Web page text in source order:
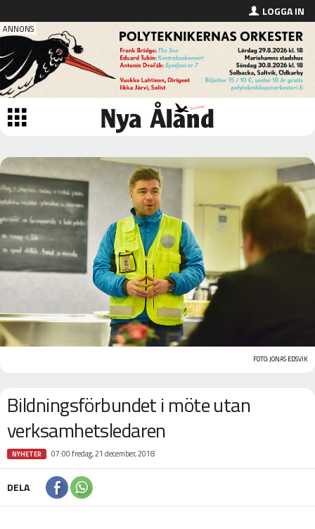
LOGGA IN
FOTO: JONAS EDSVIK
Bildningsförbundet i möte utan
verksamhetsledaren
NYHETER 07:00 fredag, 21 december, 2018
DELA